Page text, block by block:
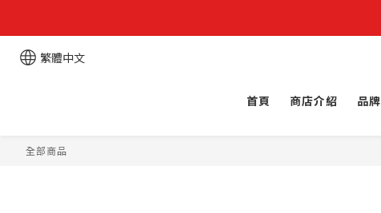
繁體中文
首頁 商店介紹 品牌
全部商品